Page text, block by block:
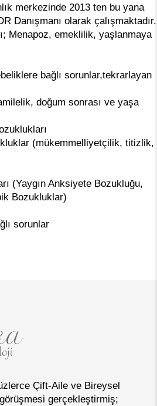
merkezinde 2013 ten bu yana
Danışmanı olarak çalışmaktadır.
Menapoz, emeklilik, yaşlanmaya
bağlı sorunlar,tekrarlayan
doğum sonrası ve yaşa
(mükemmelliyetçilik, titizlik,
(Yaygın Anksiyete Bozukluğu,
Bozukluklar)
sorunlar
Çift-Aile ve Bireysel
görüşmesi gerçekleştirmiş;